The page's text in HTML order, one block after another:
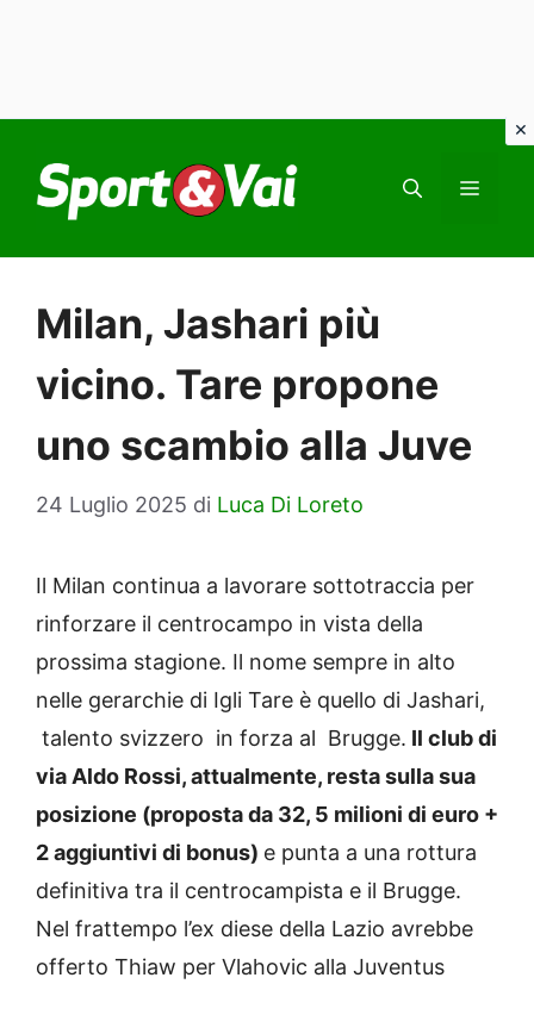
contenuto
Milan, Jashari più
vicino. Tare propone
uno scambio alla Juve
24 Luglio 2025 di Luca Di Loreto
Il Milan continua a lavorare sottotraccia per
rinforzare il centrocampo in vista della
prossima stagione. Il nome sempre in alto
nelle gerarchie di Igli Tare è quello di Jashari,
talento svizzero in forza al Brugge. Il club di
via Aldo Rossi, attualmente, resta sulla sua
posizione (proposta da 32, 5 milioni di euro +
2 aggiuntivi di bonus) e punta a una rottura
definitiva tra il centrocampista e il Brugge.
Nel frattempo l’ex diese della Lazio avrebbe
offerto Thiaw per Vlahovic alla Juventus